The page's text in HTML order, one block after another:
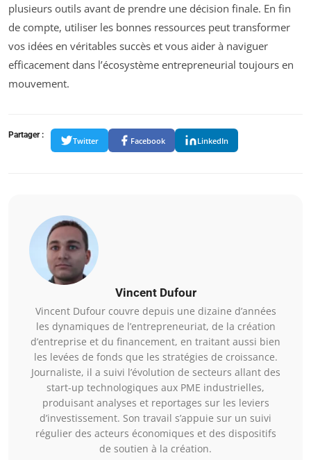
plusieurs outils avant de prendre une décision finale. En fin
de compte, utiliser les bonnes ressources peut transformer
vos idées en véritables succès et vous aider à naviguer
efficacement dans l’écosystème entrepreneurial toujours en
mouvement.
Partager :
Twitter Facebook LinkedIn
Vincent Dufour
Vincent Dufour couvre depuis une dizaine d’années
les dynamiques de l’entrepreneuriat, de la création
d’entreprise et du financement, en traitant aussi bien
les levées de fonds que les stratégies de croissance.
Journaliste, il a suivi l’évolution de secteurs allant des
start-up technologiques aux PME industrielles,
produisant analyses et reportages sur les leviers
d’investissement. Son travail s’appuie sur un suivi
régulier des acteurs économiques et des dispositifs
de soutien à la création.